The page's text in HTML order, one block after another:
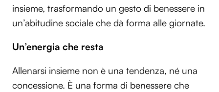
insieme, trasformando un gesto di benessere in
un’abitudine sociale che dà forma alle giornate.
Un’energia che resta
Allenarsi insieme non è una tendenza, né una
concessione. È una forma di benessere che